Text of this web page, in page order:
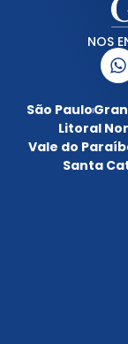
NOS
São Paulo
Litoral
Vale do
Santa